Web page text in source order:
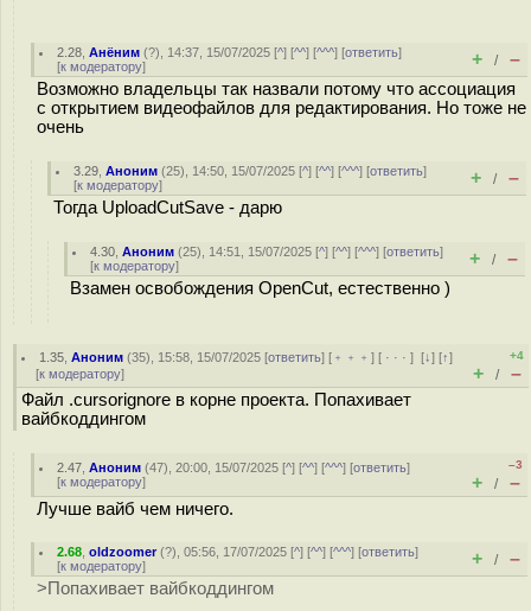
2.28 ,Анёним (?), 14:37, 15/07/2025 [^] [^^] [^^^] [ответить]
[к модератору] + / –
Возможно владельцы так назвали потому что ассоциация
с открытием видеофайлов для редактирования. Но тоже не
очень
3.29 ,Аноним (25), 14:50, 15/07/2025 [^] [^^] [^^^] [ответить]
[к модератору] + / –
Тогда UploadCutSave - дарю
4.30 ,Аноним (25), 14:51, 15/07/2025 [^] [^^] [^^^] [ответить]
[к модератору] + / –
Взамен освобождения OpenCut, естественно )
1.35 ,Аноним (35), 15:58, 15/07/2025 [ответить] [ ﹢﹢﹢] [ · · ·][↓] [↑]
[к модератору]
+4
+ / –
Файл .cursorignore в корне проекта. Попахивает
вайбкоддингом
2.47 ,Аноним (47), 20:00, 15/07/2025 [^] [^^] [^^^] [ответить]
[к модератору]
–3
+ / –
Лучше вайб чем ничего.
2.68 ,oldzoomer(?), 05:56, 17/07/2025 [^] [^^] [^^^] [ответить]
[к модератору] + / –
>Попахивает вайбкоддингом